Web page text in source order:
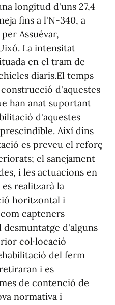
longitud d'uns 27,4
fins a l'N-340, a
Assuévar,
La intensitat
en el tram de
diaris.El temps
d'aquestes
han anat suportant
d'aquestes
Així dins
es preveu el reforç
el sanejament
i les actuacions en
realitzarà la
horitzontal i
capteners
d'alguns
col·locació
del ferm
i es
de contenció de
normativa i